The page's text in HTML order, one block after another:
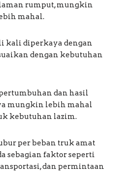
rumput, mungkin
mahal.
kali diperkaya dengan
dengan kebutuhan
dan hasil
mungkin lebih mahal
kebutuhan lazim.
per beban truk amat
sebagian faktor seperti
dan permintaan